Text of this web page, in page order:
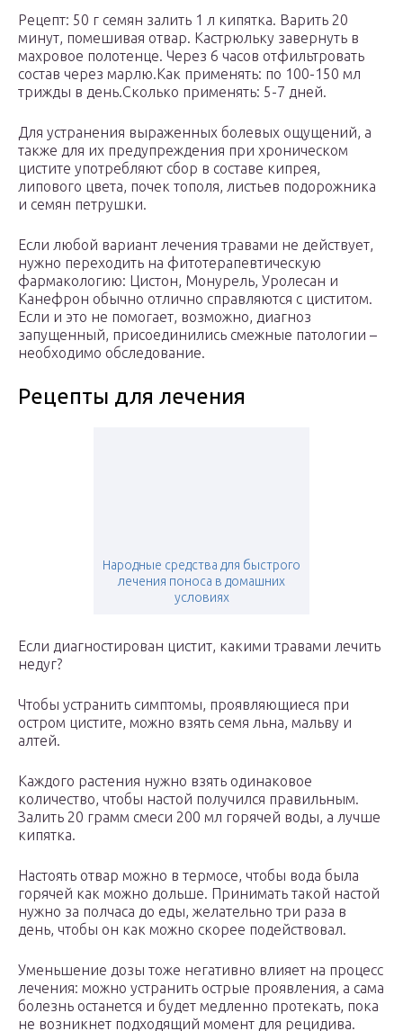
Рецепт: 50 г семян залить 1 л кипятка. Варить 20
минут, помешивая отвар. Кастрюльку завернуть в
махровое полотенце. Через 6 часов отфильтровать
состав через марлю.Как применять: по 100-150 мл
трижды в день.Сколько применять: 5-7 дней.
Для устранения выраженных болевых ощущений, а
также для их предупреждения при хроническом
цистите употребляют сбор в составе кипрея,
липового цвета, почек тополя, листьев подорожника
и семян петрушки.
Если любой вариант лечения травами не действует,
нужно переходить на фитотерапевтическую
фармакологию: Цистон, Монурель, Уролесан и
Канефрон обычно отлично справляются с циститом.
Если и это не помогает, возможно, диагноз
запущенный, присоединились смежные патологии –
необходимо обследование.
Рецепты для лечения
Народные средства для быстрого
лечения поноса в домашних
условиях
Если диагностирован цистит, какими травами лечить
недуг?
Чтобы устранить симптомы, проявляющиеся при
остром цистите, можно взять семя льна, мальву и
алтей.
Каждого растения нужно взять одинаковое
количество, чтобы настой получился правильным.
Залить 20 грамм смеси 200 мл горячей воды, а лучше
кипятка.
Настоять отвар можно в термосе, чтобы вода была
горячей как можно дольше. Принимать такой настой
нужно за полчаса до еды, желательно три раза в
день, чтобы он как можно скорее подействовал.
Уменьшение дозы тоже негативно влияет на процесс
лечения: можно устранить острые проявления, а сама
болезнь останется и будет медленно протекать, пока
не возникнет подходящий момент для рецидива.